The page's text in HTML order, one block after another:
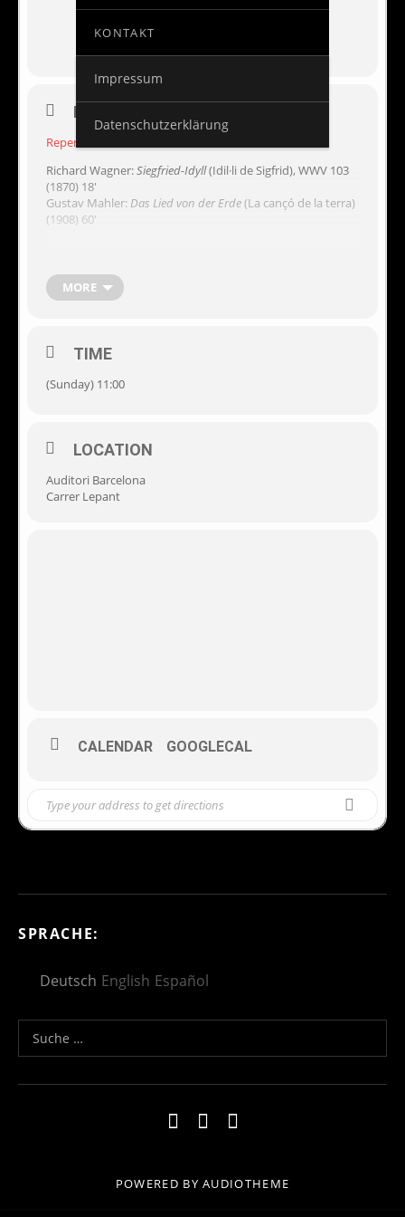
KONTAKT
Impressum
Datenschutzerklärung
EVENT DETAILS
Repertori
Richard Wagner:Siegfried-Idyll(Idil·li de Sigfrid), WWV 103
(1870) 18′
Gustav Mahler: Das Lied von der Erde(La cançó de la terra)
(1908) 60′
Orquestra Simfònica de Barcelona i Nacional de Catalunya
(OBC)
Matthias Pintscher, direcció
MORE
TIME
(Sunday) 11:00
LOCATION
Auditori Barcelona
Carrer Lepant
CALENDAR GOOGLECAL
SPRACHE:
Deutsch English Español
Suche nach:
Social Media Profiles
Impressum
Kontakt
POWERED BYAUDIOTHEME